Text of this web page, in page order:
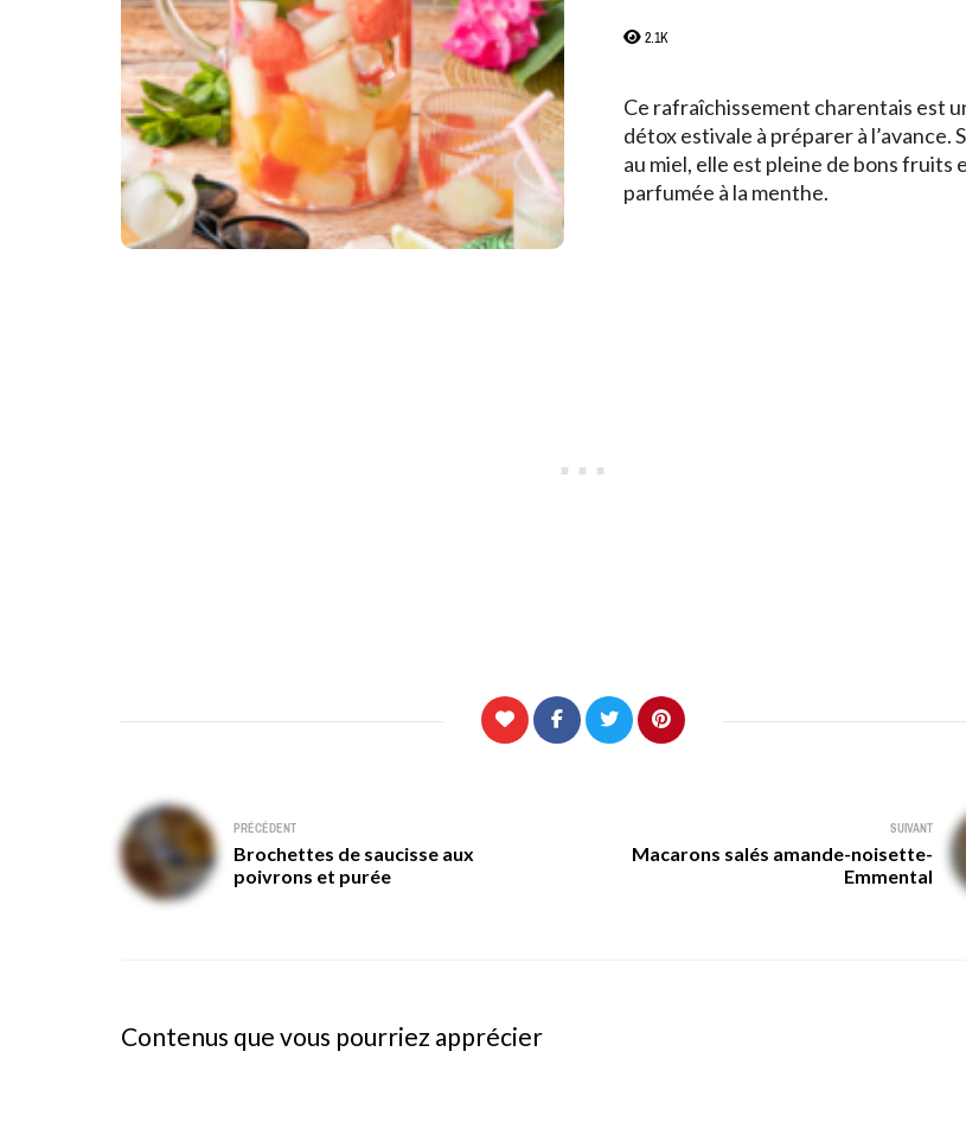
2.1K
Ce rafraîchissement charentais est
détox estivale à préparer à l’avance.
au miel, elle est pleine de bons fruits
parfumée à la menthe.
Navigation
de
l’article
PRÉCÉDENT
Brochettes de saucisse aux
poivrons et purée
SUIVANT
Macarons salés amande-noisette-
Emmental
Contenus que vous pourriez apprécier